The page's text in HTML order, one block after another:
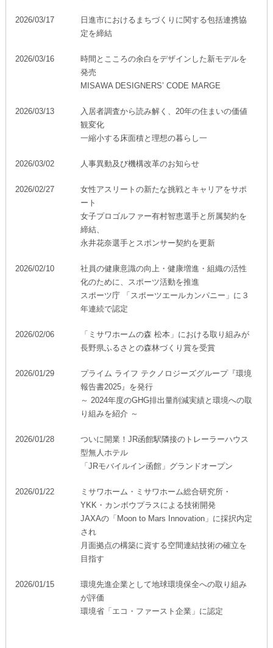
ミサワアイデンティティ
2026/03/17
日進市におけるまちづくりに関する包括連携協
定を締結
2026/03/16
時間とこころの余白をデザインした新モデルを
発売
MISAWA DESIGNERS’ CODE MARGE
2026/03/13
入居者調査から読み解く、20年の住まいの価値
観変化
一縮小する床面積と理想の暮らし一
2026/03/02 人事異動及び機構改革のお知らせ
2026/02/27
女性アスリートの新たな挑戦とキャリアをサポ
ート
女子プロゴルファー有村智恵選手と所属契約を
締結、
永井花奈選手とスポンサー契約を更新
2026/02/10
社員の健康意識の向上・健康増進・組織の活性
化のために、スポーツ活動を推進
スポーツ庁 「スポーツエールカンパニー」に３
年連続で認定
2026/02/06
「ミサワホームの森 松本」における取り組みが
長野県ふるさとの森林づくり賞を受賞
2026/01/29
プライム ライフ テクノロジーズグループ『環境
報告書2025』を発行
～ 2024年度のGHG排出量削減実績と環境への取
り組みを紹介 ～
2026/01/28
ついに開業！JR函館駅隣接のトレーラーハウス
型無人ホテル
「JRモバイルイン函館」グランドオープン
2026/01/22
ミサワホーム・ミサワホーム総合研究所・
YKK・カンボウプラスによる技術開発
JAXAの「Moon to Mars Innovation」に採択内定
され
月面拠点の構築に資する空間連結技術の確立を
目指す
2026/01/15
環境先進企業として地球環境保全への取り組み
が評価
環境省「エコ・ファースト企業」に認定